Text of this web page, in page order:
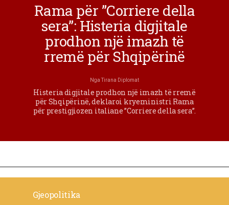
Rama për ”Corriere della
sera”: Histeria digjitale
prodhon një imazh të
rremë për Shqipërinë
NgaTirana Diplomat
Histeria digjitale prodhon një imazh të rremë
për Shqipërinë, deklaroi kryeministri Rama
për prestigjiozen italiane ”Corriere della sera”.
Gjeopolitika